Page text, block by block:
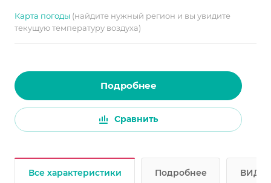
Карта погоды (найдите нужный регион и вы увидите
текущую температуру воздуха)
Подробнее
Сравнить
Все характеристики Подробнее ВИДЕО